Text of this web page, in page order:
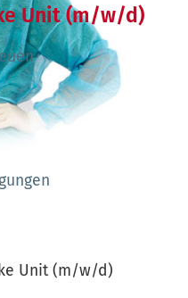
Unit (m/w/d)
Unit (m/w/d)